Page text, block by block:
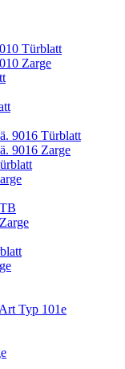
Türblatt
Zarge
9016 Türblatt
9016 Zarge
Typ 101e